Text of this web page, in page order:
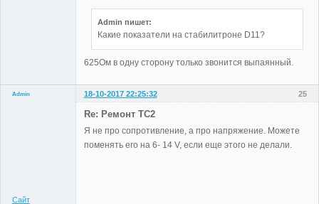
Admin пишет:
Какие показатели на стабилитроне D11?
625Ом в одну сторону только звонится выпаянный.
25
Admin 18-10-2017 22:25:32
Re: Ремонт TC2
Я не про сопротивление, а про напряжение. Можете
поменять его на 6- 14 V, если еще этого не делали.
Сайт